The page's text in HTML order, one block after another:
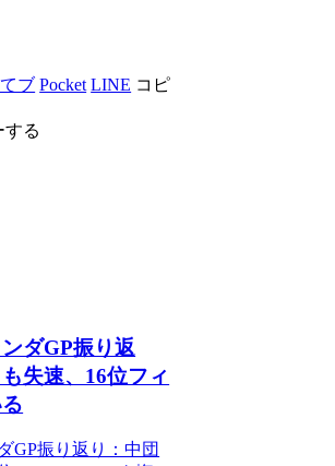
ブ Pocket LINE コピ
する
ダGP振り返
失速、16位フィ
GP振り返り：中団